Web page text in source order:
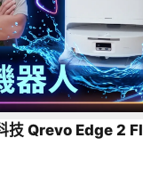
技 Qrevo Edge 2